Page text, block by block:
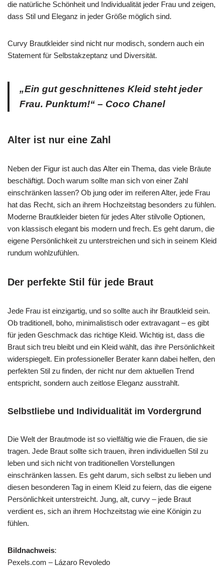
die natürliche Schönheit und Individualität jeder Frau und zeigen,
dass Stil und Eleganz in jeder Größe möglich sind.
Curvy Brautkleider sind nicht nur modisch, sondern auch ein
Statement für Selbstakzeptanz und Diversität.
„Ein gut geschnittenes Kleid steht jeder
Frau. Punktum!“ – Coco Chanel
Alter ist nur eine Zahl
Neben der Figur ist auch das Alter ein Thema, das viele Bräute
beschäftigt. Doch warum sollte man sich von einer Zahl
einschränken lassen? Ob jung oder im reiferen Alter, jede Frau
hat das Recht, sich an ihrem Hochzeitstag besonders zu fühlen.
Moderne Brautkleider bieten für jedes Alter stilvolle Optionen,
von klassisch elegant bis modern und frech. Es geht darum, die
eigene Persönlichkeit zu unterstreichen und sich in seinem Kleid
rundum wohlzufühlen.
Der perfekte Stil für jede Braut
Jede Frau ist einzigartig, und so sollte auch ihr Brautkleid sein.
Ob traditionell, boho, minimalistisch oder extravagant – es gibt
für jeden Geschmack das richtige Kleid. Wichtig ist, dass die
Braut sich treu bleibt und ein Kleid wählt, das ihre Persönlichkeit
widerspiegelt. Ein professioneller Berater kann dabei helfen, den
perfekten Stil zu finden, der nicht nur dem aktuellen Trend
entspricht, sondern auch zeitlose Eleganz ausstrahlt.
Selbstliebe und Individualität im Vordergrund
Die Welt der Brautmode ist so vielfältig wie die Frauen, die sie
tragen. Jede Braut sollte sich trauen, ihren individuellen Stil zu
leben und sich nicht von traditionellen Vorstellungen
einschränken lassen. Es geht darum, sich selbst zu lieben und
diesen besonderen Tag in einem Kleid zu feiern, das die eigene
Persönlichkeit unterstreicht. Jung, alt, curvy – jede Braut
verdient es, sich an ihrem Hochzeitstag wie eine Königin zu
fühlen.
Bildnachweis:
Pexels.com – Lázaro Revoledo